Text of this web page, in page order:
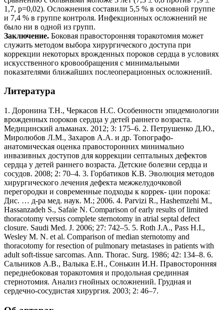
1,7, p=0,02). Осложнения составили 5,5 % в основной группе
и 7,4 % в группе контроля. Инфекционных осложнений не
было ни в одной из групп.
Заключение. Боковая правосторонняя торакотомия может
служить методом выбора хирургического доступа при
коррекции некоторых врожденных пороков сердца в условиях
искусственного кровообращения с минимальными
показателями ближайших послеоперационных осложнений.
Литература
1. Доронина Т.Н., Черкасов Н.С. Особенности эпидемиологии
врожденных пороков сердца у детей раннего возраста.
Медицинский альманах. 2012; 3: 175–6. 2. Петрушенко Д.Ю.,
Миролюбов Л.М., Захаров А.А. и др. Топографо-
анатомическая оценка правосторонних минимально
инвазивных доступов для коррекции септальных дефектов
сердца у детей раннего возраста. Детские болезни сердца и
сосудов. 2008; 2: 70–4. 3. Горбатиков К.В. Эволюция методов
хирургического лечения дефекта межжелудочковой
перегородки и современные подходы к коррек- ции порока:
Дис. … д-ра мед. наук. М.; 2006. 4. Parvizi R., Hashemzehi M.,
Hassanzadeh S., Safaie N. Comparison of early results of limited
thoracotomy versus complete sternotomy in atrial septal defect
closure. Saudi Med. J. 2006; 27: 742–5. 5. Roth J.A., Pass H.I.,
Wesley M. N. et al. Comparison of median sternotomy and
thoracotomy for resection of pulmonary metastases in patients with
adult soft-tissue sarcomas. Ann. Thorac. Surg. 1986; 42: 134–8. 6.
Сальников А.В., Валыка Е.Н., Сонькин И.Н. Правосторонняя
переднебоковая торакотомия и продольная срединная
стернотомия. Анализ гнойных осложнений. Грудная и
сердечно-сосудистая хирургия. 2003; 2: 46–7.